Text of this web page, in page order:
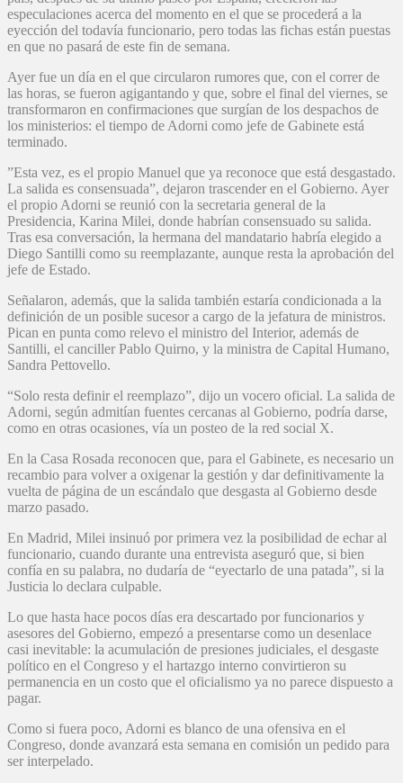
especulaciones acerca del momento en el que se procederá a la
eyección del todavía funcionario, pero todas las fichas están puestas
en que no pasará de este fin de semana.
Ayer fue un día en el que circularon rumores que, con el correr de
las horas, se fueron agigantando y que, sobre el final del viernes, se
transformaron en confirmaciones que surgían de los despachos de
los ministerios: el tiempo de Adorni como jefe de Gabinete está
terminado.
⁠”Esta vez, es el propio Manuel que ya reconoce que está desgastado.
La salida es consensuada”, dejaron trascender en el Gobierno. Ayer
el propio Adorni se reunió con la secretaria general de la
Presidencia, Karina Milei, donde habrían consensuado su salida.
Tras esa conversación, la hermana del mandatario habría elegido a
Diego Santilli como su reemplazante, aunque resta la aprobación del
jefe de Estado.
Señalaron, además, que la salida también estaría condicionada a la
definición de un posible sucesor a cargo de la jefatura de ministros.
Pican en punta como relevo el ministro del Interior, además de
Santilli, el canciller Pablo Quirno, y la ministra de Capital Humano,
Sandra Pettovello.
“Solo resta definir el reemplazo”, dijo un vocero oficial. La salida de
Adorni, según admitían fuentes cercanas al Gobierno, podría darse,
como en otras ocasiones, vía un posteo de la red social X.
En la Casa Rosada reconocen que, para el Gabinete, es necesario un
recambio para volver a oxigenar la gestión y dar definitivamente la
vuelta de página de un escándalo que desgasta al Gobierno desde
marzo pasado.
En Madrid, Milei insinuó por primera vez la posibilidad de echar al
funcionario, cuando durante una entrevista aseguró que, si bien
confía en su palabra, no dudaría de “eyectarlo de una patada”, si la
Justicia lo declara culpable.
Lo que hasta hace pocos días era descartado por funcionarios y
asesores del Gobierno, empezó a presentarse como un desenlace
casi inevitable: la acumulación de presiones judiciales, el desgaste
político en el Congreso y el hartazgo interno convirtieron su
permanencia en un costo que el oficialismo ya no parece dispuesto a
pagar.
Como si fuera poco, Adorni es blanco de una ofensiva en el
Congreso, donde avanzará esta semana en comisión un pedido para
ser interpelado.